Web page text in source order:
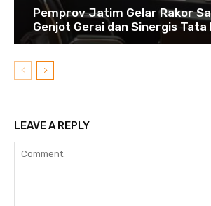
Pemprov Jatim Gelar Rakor
Genjot Gerai dan Sinergis Tata
LEAVE A REPLY